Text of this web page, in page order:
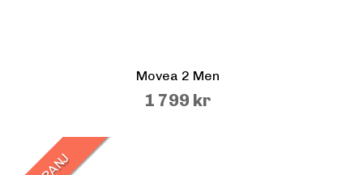
Movea 2 Men
1 799 kr